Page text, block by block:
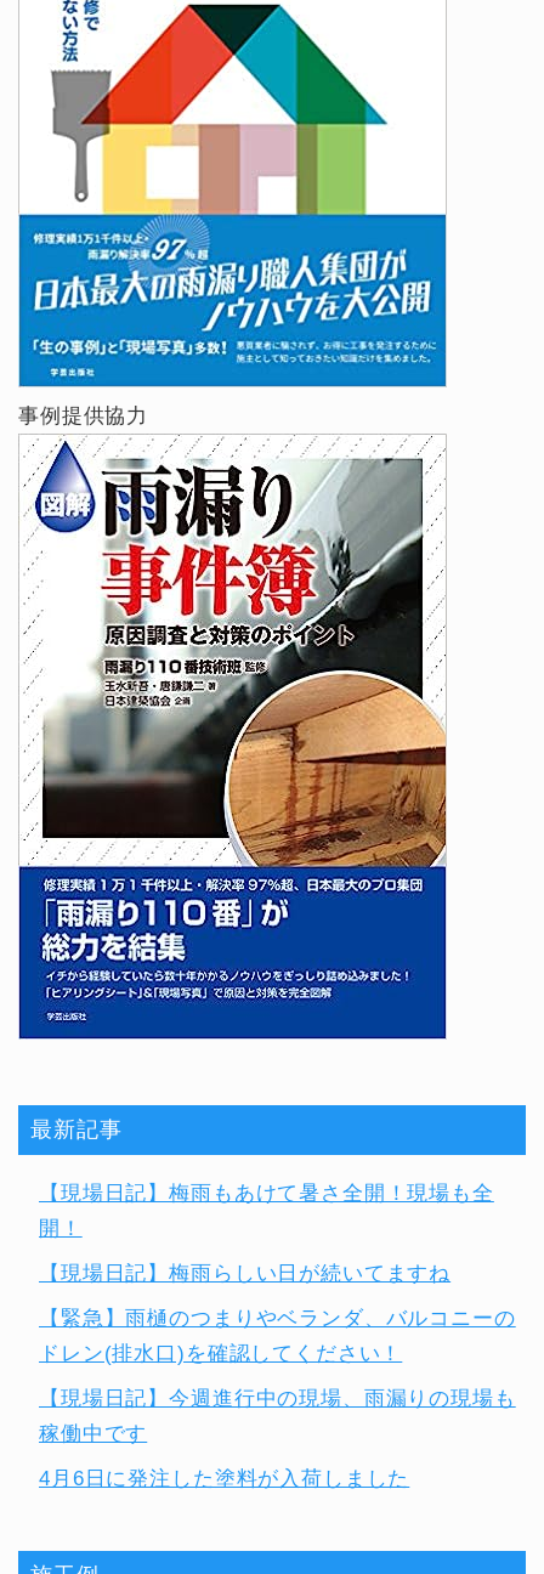
事例提供協力
最新記事
【現場日記】梅雨もあけて暑さ全開！現場も全
開！
【現場日記】梅雨らしい日が続いてますね
【緊急】雨樋のつまりやベランダ、バルコニーの
ドレン(排水口)を確認してください！
【現場日記】今週進行中の現場、雨漏りの現場も
稼働中です
4月6日に発注した塗料が入荷しました